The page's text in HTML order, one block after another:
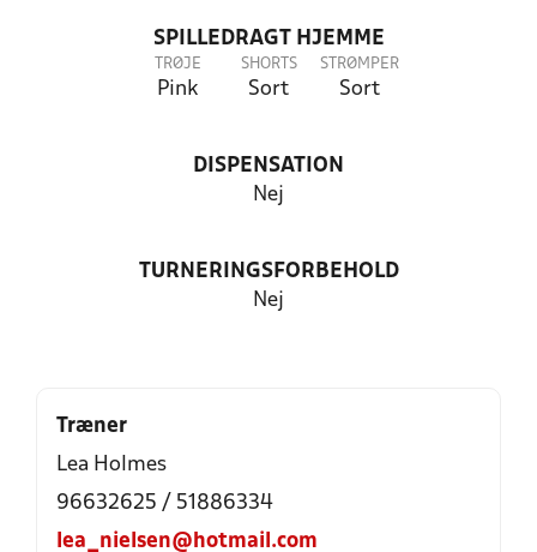
SPILLEDRAGT HJEMME
TRØJE
Pink
SHORTS
Sort
STRØMPER
Sort
DISPENSATION
Nej
TURNERINGSFORBEHOLD
Nej
Træner
Lea Holmes
96632625 / 51886334
lea_nielsen@hotmail.com